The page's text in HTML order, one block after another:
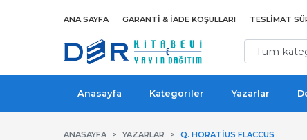
ANA SAYFA GARANTI & İADE KOŞULLARI TESLIMAT
Anasayfa Kategoriler Yazarlar
ANASAYFA YAZARLAR Q. HORATIUS FLACCUS